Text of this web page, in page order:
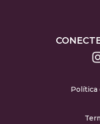
Política